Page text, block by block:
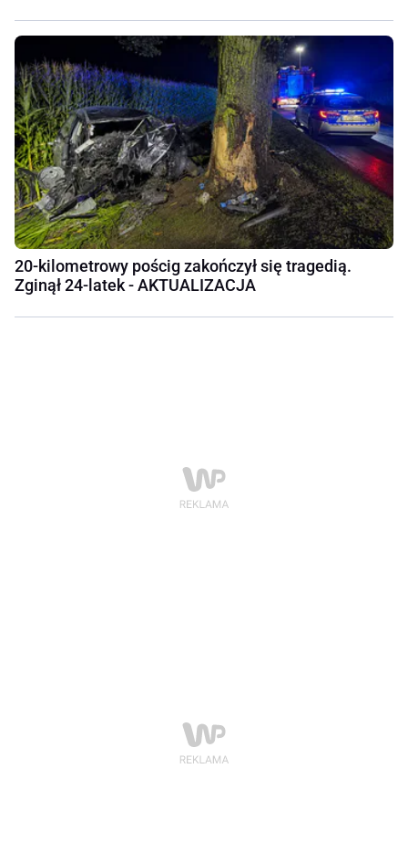
20-kilometrowy pościg zakończył się tragedią.
Zginął 24-latek - AKTUALIZACJA